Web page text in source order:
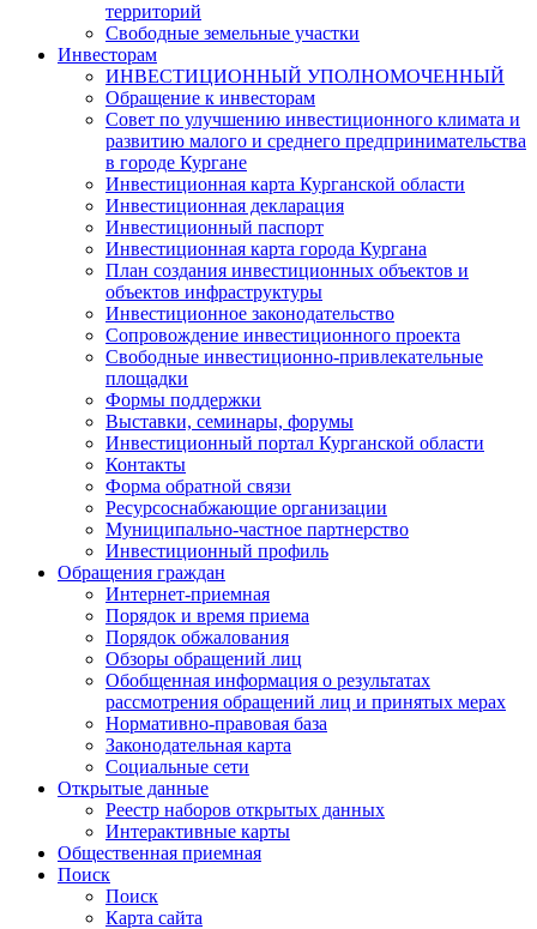
территорий
Свободные земельные участки
Инвесторам
ИНВЕСТИЦИОННЫЙ УПОЛНОМОЧЕННЫЙ
Обращение к инвесторам
Совет по улучшению инвестиционного климата и
развитию малого и среднего предпринимательства
в городе Кургане
Инвестиционная карта Курганской области
Инвестиционная декларация
Инвестиционный паспорт
Инвестиционная карта города Кургана
План создания инвестиционных объектов и
объектов инфраструктуры
Инвестиционное законодательство
Сопровождение инвестиционного проекта
Свободные инвестиционно-привлекательные
площадки
Формы поддержки
Выставки, семинары, форумы
Инвестиционный портал Курганской области
Контакты
Форма обратной связи
Ресурсоснабжающие организации
Муниципально-частное партнерство
Инвестиционный профиль
Обращения граждан
Интернет-приемная
Порядок и время приема
Порядок обжалования
Обзоры обращений лиц
Обобщенная информация о результатах
рассмотрения обращений лиц и принятых мерах
Нормативно-правовая база
Законодательная карта
Социальные сети
Открытые данные
Реестр наборов открытых данных
Интерактивные карты
Общественная приемная
Поиск
Поиск
Карта сайта